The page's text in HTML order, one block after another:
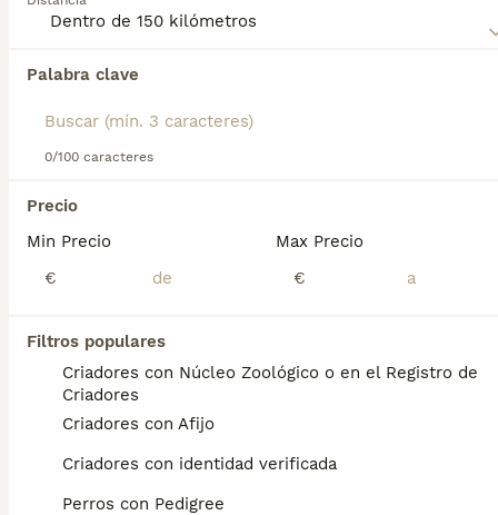
Palabra clave
0/100 caracteres
Precio
Min Precio
€
Max Precio
€
Filtros populares
Criadores con Núcleo Zoológico o en el Registro de
Criadores
Criadores con Afijo
Criadores con identidad verificada
Perros con Pedigree
compra de Spaniel Picardo para obtener información sobre
Encontramos 0 Spaniel Picardo Cachorros en
Si deseas exactamente esta búsqueda guarda tu
búsqueda y espera el resultado perfecto:
Preguntas frecuentes
¿Son raros los spaniels de
Picardía?
Relativamente rara , esta raza combina el
encanto clásico del spaniel con la robustez y
versatilidad de un perro de caza
experimentado. De naturaleza trabajadora, el